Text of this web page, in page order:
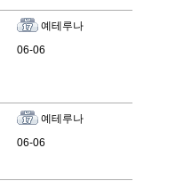
예테루나
06-06
예테루나
06-06